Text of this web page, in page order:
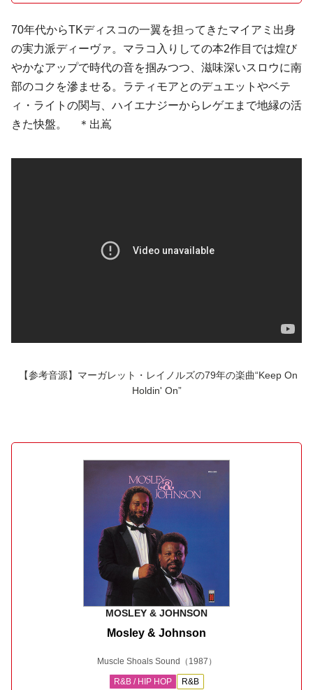
70年代からTKディスコの一翼を担ってきたマイアミ出身
の実力派ディーヴァ。マラコ入りしての本2作目では煌び
やかなアップで時代の音を掴みつつ、滋味深いスロウに南
部のコクを滲ませる。ラティモアとのデュエットやベテ
ィ・ライト の関与、 ハイエナジーからレゲエまで地縁の活
きた快盤。 ＊出嶌
【参考音源】マーガレット・レイノルズの79年の楽曲“Keep On
Holdin' On”
MOSLEY & JOHNSON
Mosley & Johnson
Muscle Shoals Sound （1987）
R&B / HIP HOP R&B